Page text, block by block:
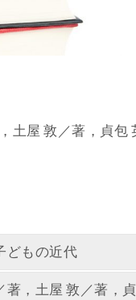
土屋 敦／著，貞包
どもの近代
，土屋 敦／著，